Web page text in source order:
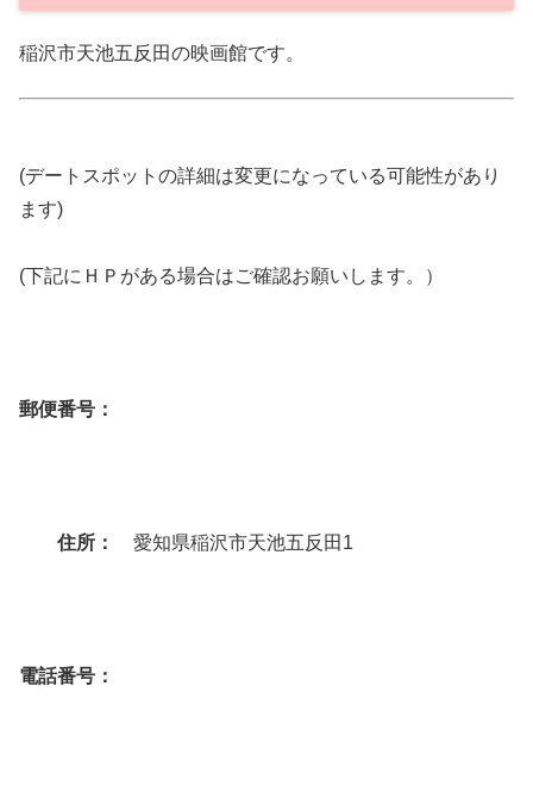
稲沢市天池五反田の映画館です。
(デートスポットの詳細は変更になっている可能性があり
ます)
(下記にＨＰがある場合はご確認お願いします。）
郵便番号：
住所： 愛知県稲沢市天池五反田1
電話番号：